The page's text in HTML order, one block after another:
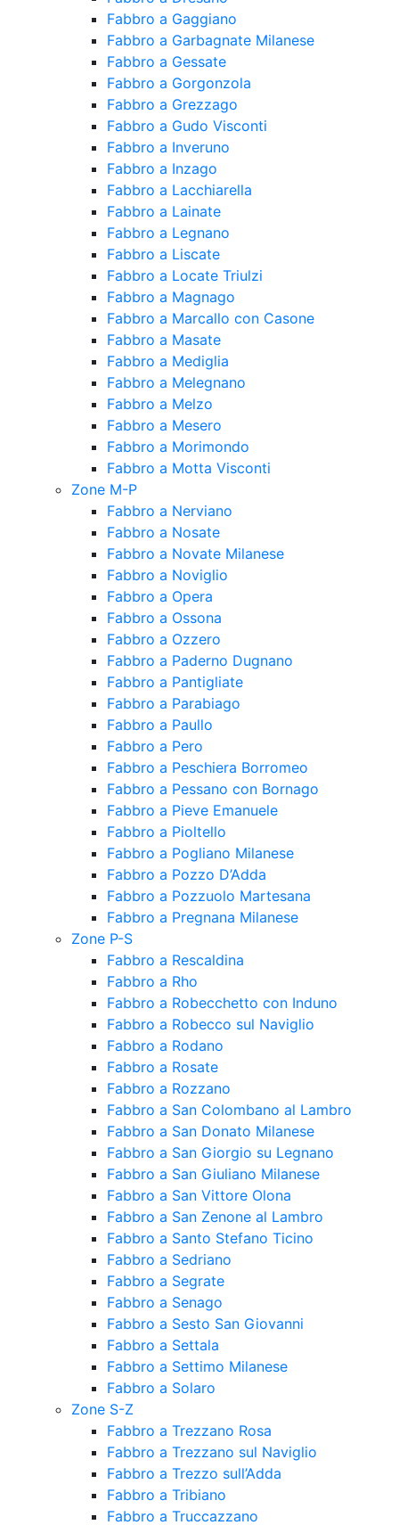
Fabbro a Gaggiano
Fabbro a Garbagnate Milanese
Fabbro a Gessate
Fabbro a Gorgonzola
Fabbro a Grezzago
Fabbro a Gudo Visconti
Fabbro a Inveruno
Fabbro a Inzago
Fabbro a Lacchiarella
Fabbro a Lainate
Fabbro a Legnano
Fabbro a Liscate
Fabbro a Locate Triulzi
Fabbro a Magnago
Fabbro a Marcallo con Casone
Fabbro a Masate
Fabbro a Mediglia
Fabbro a Melegnano
Fabbro a Melzo
Fabbro a Mesero
Fabbro a Morimondo
Fabbro a Motta Visconti
Zone M-P
Fabbro a Nerviano
Fabbro a Nosate
Fabbro a Novate Milanese
Fabbro a Noviglio
Fabbro a Opera
Fabbro a Ossona
Fabbro a Ozzero
Fabbro a Paderno Dugnano
Fabbro a Pantigliate
Fabbro a Parabiago
Fabbro a Paullo
Fabbro a Pero
Fabbro a Peschiera Borromeo
Fabbro a Pessano con Bornago
Fabbro a Pieve Emanuele
Fabbro a Pioltello
Fabbro a Pogliano Milanese
Fabbro a Pozzo D’Adda
Fabbro a Pozzuolo Martesana
Fabbro a Pregnana Milanese
Zone P-S
Fabbro a Rescaldina
Fabbro a Rho
Fabbro a Robecchetto con Induno
Fabbro a Robecco sul Naviglio
Fabbro a Rodano
Fabbro a Rosate
Fabbro a Rozzano
Fabbro a San Colombano al Lambro
Fabbro a San Donato Milanese
Fabbro a San Giorgio su Legnano
Fabbro a San Giuliano Milanese
Fabbro a San Vittore Olona
Fabbro a San Zenone al Lambro
Fabbro a Santo Stefano Ticino
Fabbro a Sedriano
Fabbro a Segrate
Fabbro a Senago
Fabbro a Sesto San Giovanni
Fabbro a Settala
Fabbro a Settimo Milanese
Fabbro a Solaro
Zone S-Z
Fabbro a Trezzano Rosa
Fabbro a Trezzano sul Naviglio
Fabbro a Trezzo sull’Adda
Fabbro a Tribiano
Fabbro a Truccazzano